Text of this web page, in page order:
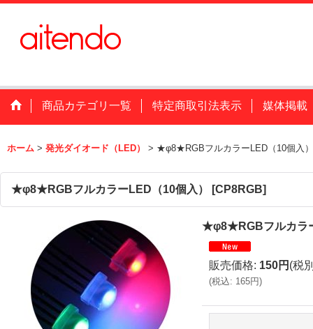
商品カテゴリ一覧 特定商取引法表示 媒体掲載
ホーム > 発光ダイオード（LED） > ★φ8★RGBフルカラーLED（10個入）
★φ8★RGBフルカラーLED（10個入） [CP8RGB]
★φ8★RGBフルカラ
販売価格: 150円 (税
(税込: 165円)